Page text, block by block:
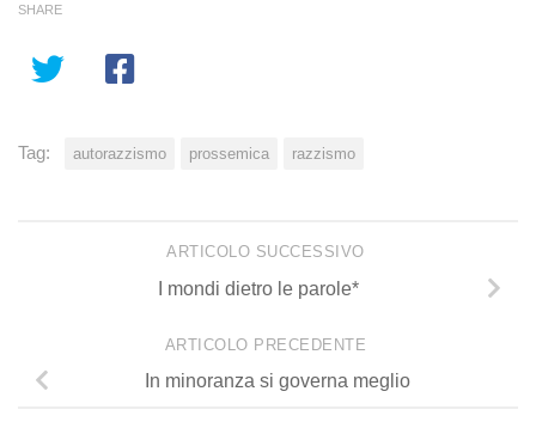
SHARE
Tag: autorazzismo prossemica razzismo
ARTICOLO SUCCESSIVO
I mondi dietro le parole*
ARTICOLO PRECEDENTE
In minoranza si governa meglio